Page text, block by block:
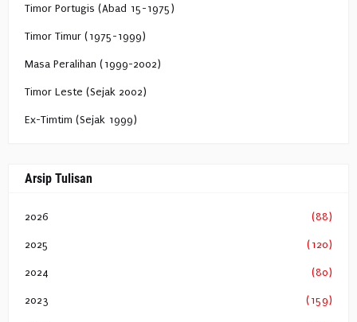
Timor Portugis (Abad 15-1975)
Timor Timur (1975-1999)
Masa Peralihan (1999-2002)
Timor Leste (Sejak 2002)
Ex-Timtim (Sejak 1999)
Arsip Tulisan
2026 (88)
2025 (120)
2024 (80)
2023 (159)